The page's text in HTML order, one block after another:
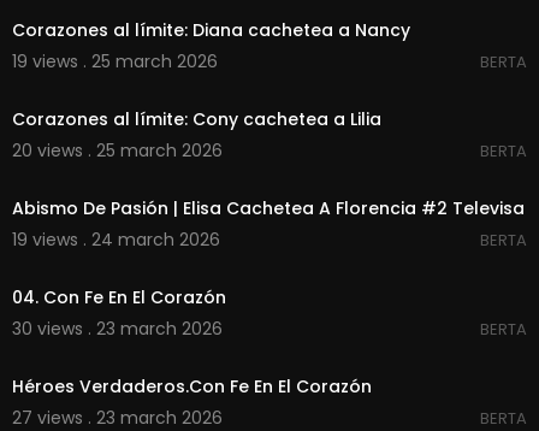
Corazones al límite: Diana cachetea a Nancy
19 views . 25 march 2026
BERTA
Corazones al límite: Cony cachetea a Lilia
20 views . 25 march 2026
BERTA
Abismo De Pasión | Elisa Cachetea A Florencia #2 Televisa
19 views . 24 march 2026
BERTA
04. Con Fe En El Corazón
30 views . 23 march 2026
BERTA
Héroes Verdaderos.Con Fe En El Corazón
27 views . 23 march 2026
BERTA